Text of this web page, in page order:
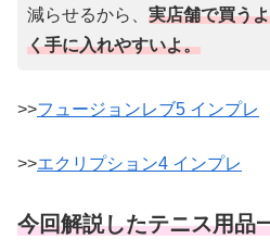
減らせるから、 実店舗で買う
く手に入れやすいよ。
>>フュージョンレブ5 インプレ
>>エクリプション4 インプレ
今回解説したテニス用品